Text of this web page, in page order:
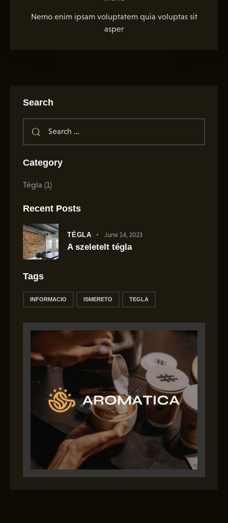
Nemo enim ipsam voluptatem quia voluptas sit
asper
Search
Category
Tégla (1)
Recent Posts
TÉGLA June 14, 2023
A szeletelt tégla
Tags
INFORMACIO ISMERETO TEGLA